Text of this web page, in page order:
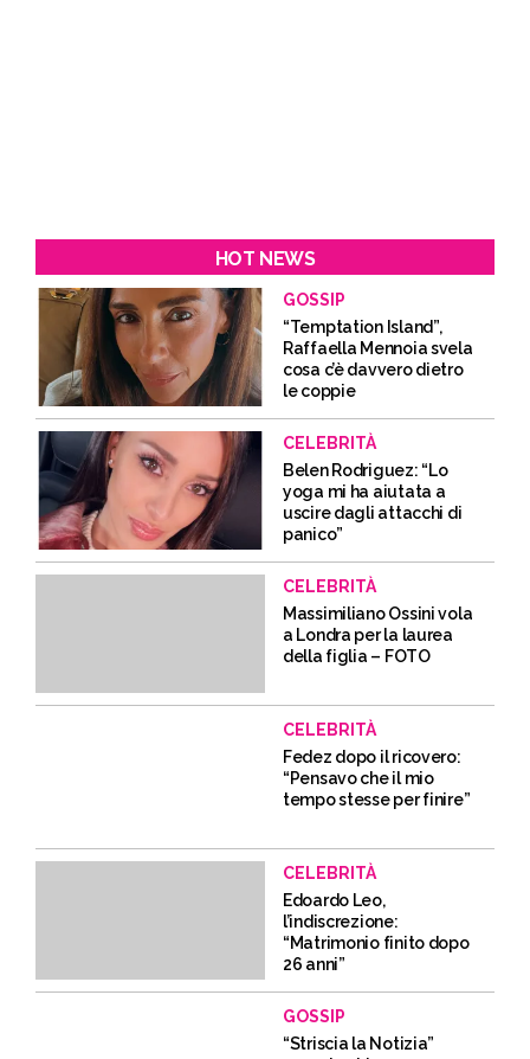
HOT NEWS
GOSSIP
“Temptation Island”,
Raffaella Mennoia svela
cosa c’è davvero dietro
le coppie
CELEBRITÀ
Belen Rodriguez: “Lo
yoga mi ha aiutata a
uscire dagli attacchi di
panico”
CELEBRITÀ
Massimiliano Ossini vola
a Londra per la laurea
della figlia – FOTO
CELEBRITÀ
Fedez dopo il ricovero:
“Pensavo che il mio
tempo stesse per finire”
CELEBRITÀ
Edoardo Leo,
l’indiscrezione:
“Matrimonio finito dopo
26 anni”
GOSSIP
“Striscia la Notizia”